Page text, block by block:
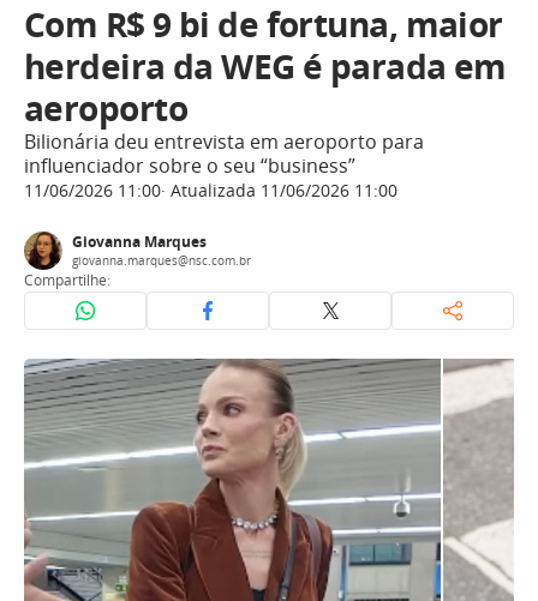
Com R$ 9 bi de fortuna, maior
herdeira da WEG é parada em
aeroporto
Bilionária deu entrevista em aeroporto para
influenciador sobre o seu “business”
11/06/2026 11:00 Atualizada 11/06/2026 11:00
Giovanna Marques
giovanna.marques@nsc.com.br
Compartilhe: